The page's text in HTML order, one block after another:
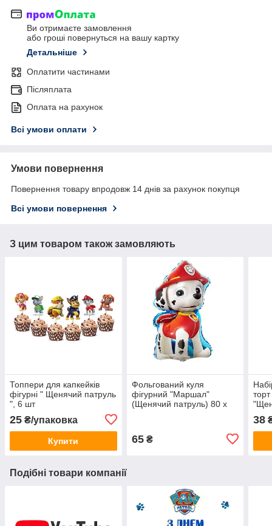
Ви отримаєте замовлення
або гроші повернуться на вашу картку
Детальніше
Оплатити частинами
Післяплата
Оплата на рахунок
Всі умови оплати
Умови повернення
Повернення товару впродовж 14 днів за рахунок покупця
Всі умови повернення
З цим товаром також замовляють
Топпери для капкейків
фігурні " Щенячий патруль
", 6 шт
25 ₴/упаковка
Купити
Фольгований куля
фігурний "Маршал"
(Щенячий патруль) 80 х
65₴
38
Подібні товари компанії